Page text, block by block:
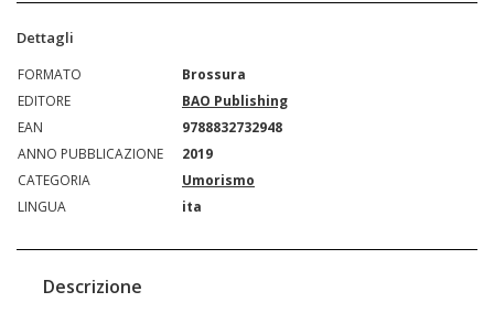
Dettagli
FORMATO
Brossura
EDITORE
BAO Publishing
EAN
9788832732948
ANNO PUBBLICAZIONE
2019
CATEGORIA
Umorismo
LINGUA
ita
Descrizione